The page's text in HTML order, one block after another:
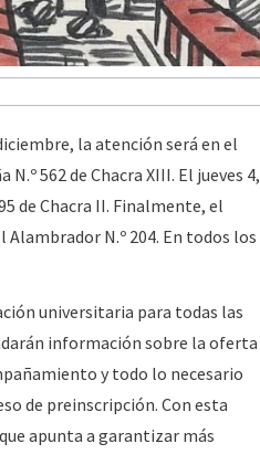
la atención será en el
562 de Chacra XIII. El jueves 4,
de Chacra II. Finalmente, el
N.º 204. En todos los
universitaria para todas las
información sobre la oferta
y todo lo necesario
de preinscripción. Con esta
apunta a garantizar más